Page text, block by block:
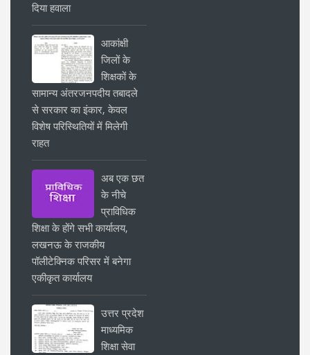
दिया हवाला
आकांक्षी
जिलों के
शिक्षकों के
सामान्य अंतरजनपदीय तबादले
से सरकार का इंकार, केवल
विशेष परिस्थितियों में मिलेगी
राहत
अब एक छत
के नीचे
प्राविधिक
शिक्षा के होंगे सभी कार्यालय,
लखनऊ के राजकीय
पॉलीटेक्निक परिसर में बनेगा
एकीकृत कार्यालय
उत्तर प्रदेश
माध्यमिक
शिक्षा सेवा